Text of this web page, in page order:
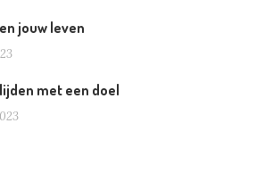
jouw leven
met een doel